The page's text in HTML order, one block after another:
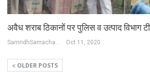
अवैध शराब ठिकानों पर पुलिस व उत्पाद विभाग
SamridhSamachar Desk Oct 11, 2020
OLDER POSTS